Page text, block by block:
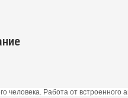
Работа от встроенного